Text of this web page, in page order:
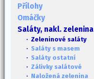
Přílohy
Omáčky
Saláty, nakl. zelenina
· Zeleninové saláty
· Saláty s masem
· Saláty ostatní
· Zálivky salátové
· Naložená zelenina